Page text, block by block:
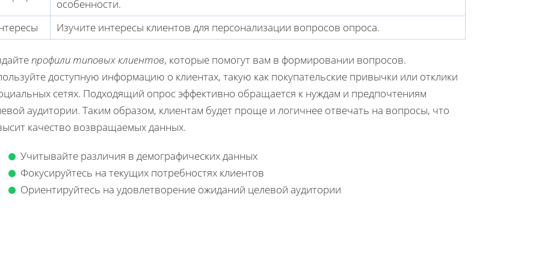
особенности.
Изучите интересы клиентов для персонализации вопросов опроса.
профили типовых клиентов, которые помогут вам в формировании вопросов.
доступную информацию о клиентах, такую как покупательские привычки или отклики
сетях. Подходящий опрос эффективно обращается к нуждам и предпочтениям
аудитории. Таким образом, клиентам будет проще и логичнее отвечать на вопросы, что
качество возвращаемых данных.
Учитывайте различия в демографических данных
Фокусируйтесь на текущих потребностях клиентов
Ориентируйтесь на удовлетворение ожиданий целевой аудитории